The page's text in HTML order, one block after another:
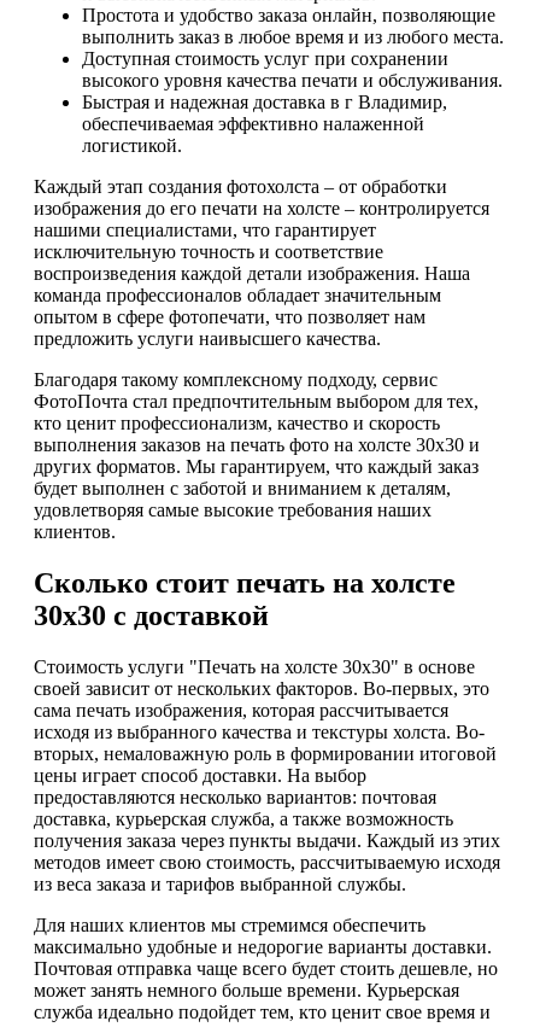
Простота и удобство заказа онлайн, позволяющие
выполнить заказ в любое время и из любого места.
Доступная стоимость услуг при сохранении
высокого уровня качества печати и обслуживания.
Быстрая и надежная доставка в г Владимир,
обеспечиваемая эффективно налаженной
логистикой.
Каждый этап создания фотохолста – от обработки
изображения до его печати на холсте – контролируется
нашими специалистами, что гарантирует
исключительную точность и соответствие
воспроизведения каждой детали изображения. Наша
команда профессионалов обладает значительным
опытом в сфере фотопечати, что позволяет нам
предложить услуги наивысшего качества.
Благодаря такому комплексному подходу, сервис
ФотоПочта стал предпочтительным выбором для тех,
кто ценит профессионализм, качество и скорость
выполнения заказов на печать фото на холсте 30х30 и
других форматов. Мы гарантируем, что каждый заказ
будет выполнен с заботой и вниманием к деталям,
удовлетворяя самые высокие требования наших
клиентов.
Сколько стоит печать на холсте
30х30 с доставкой
Стоимость услуги "Печать на холсте 30х30" в основе
своей зависит от нескольких факторов. Во-первых, это
сама печать изображения, которая рассчитывается
исходя из выбранного качества и текстуры холста. Во-
вторых, немаловажную роль в формировании итоговой
цены играет способ доставки. На выбор
предоставляются несколько вариантов: почтовая
доставка, курьерская служба, а также возможность
получения заказа через пункты выдачи. Каждый из этих
методов имеет свою стоимость, рассчитываемую исходя
из веса заказа и тарифов выбранной службы.
Для наших клиентов мы стремимся обеспечить
максимально удобные и недорогие варианты доставки.
Почтовая отправка чаще всего будет стоить дешевле, но
может занять немного больше времени. Курьерская
служба идеально подойдет тем, кто ценит свое время и